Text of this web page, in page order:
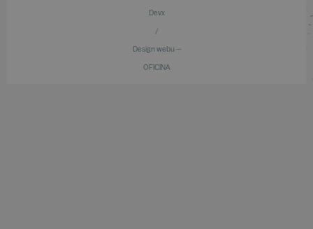
Devx
/
Design webu —
OFICINA